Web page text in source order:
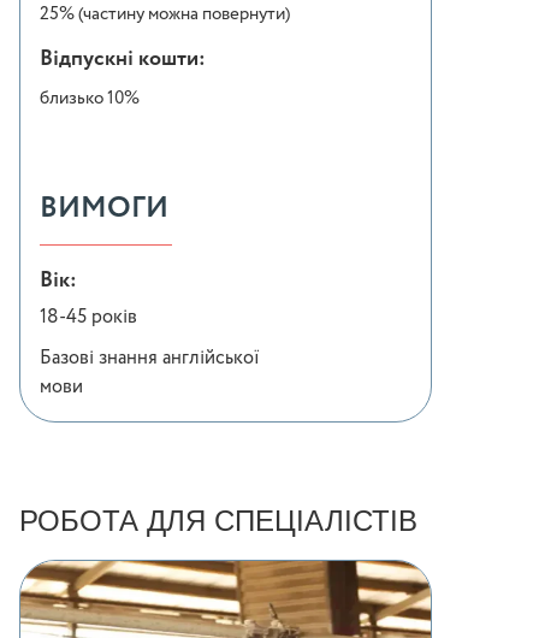
25% (частину можна повернути)
Відпускні кошти:
близько 10%
ВИМОГИ
Вік:
18-45 років
Базові знання англійської
мови
РОБОТА ДЛЯ СПЕЦІАЛІСТІВ